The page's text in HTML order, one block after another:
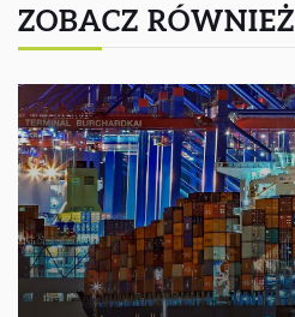
ZOBACZ RÓWNIEŻ